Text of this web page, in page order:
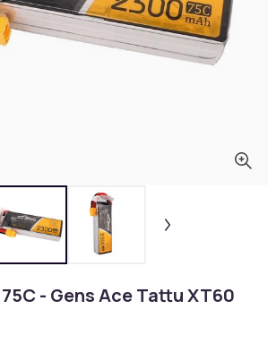
- Gens Ace Tattu XT60